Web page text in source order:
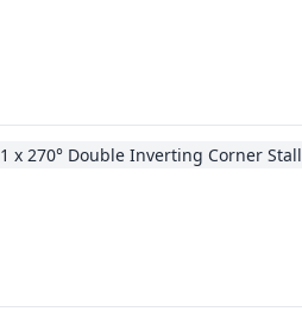
1 x 270° Double Inverting Corner Stall